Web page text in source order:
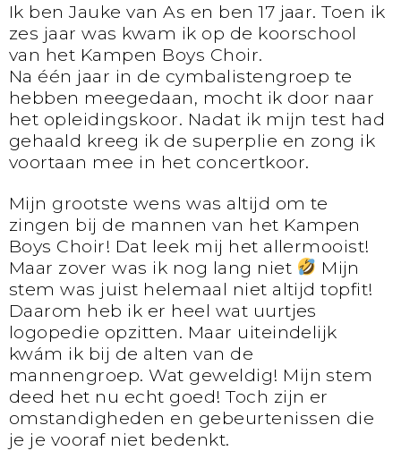
Ik ben Jauke van As en ben 17 jaar. Toen ik
zes jaar was kwam ik op de koorschool
van het Kampen Boys Choir.
Na één jaar in de cymbalistengroep te
hebben meegedaan, mocht ik door naar
het opleidingskoor. Nadat ik mijn test had
gehaald kreeg ik de superplie en zong ik
voortaan mee in het concertkoor.
Mijn grootste wens was altijd om te
zingen bij de mannen van het Kampen
Boys Choir! Dat leek mij het allermooist!
Maar zover was ik nog lang niet
Mijn
stem was juist helemaal niet altijd topfit!
Daarom heb ik er heel wat uurtjes
logopedie opzitten. Maar uiteindelijk
kwám ik bij de alten van de
mannengroep. Wat geweldig! Mijn stem
deed het nu echt goed! Toch zijn er
omstandigheden en gebeurtenissen die
je je vooraf niet bedenkt.